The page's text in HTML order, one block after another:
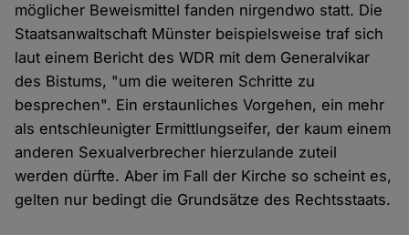
möglicher Beweismittel fanden nirgendwo statt. Die
Staatsanwaltschaft Münster beispielsweise traf sich
laut einem Bericht des WDR mit dem Generalvikar
des Bistums, "um die weiteren Schritte zu
besprechen". Ein erstaunliches Vorgehen, ein mehr
als entschleunigter Ermittlungseifer, der kaum einem
anderen Sexualverbrecher hierzulande zuteil
werden dürfte. Aber im Fall der Kirche so scheint es,
gelten nur bedingt die Grundsätze des Rechtsstaats.